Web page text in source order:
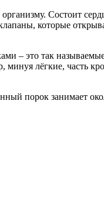
Состоит
которые
– это так
лёгкие, часть
порок занимает